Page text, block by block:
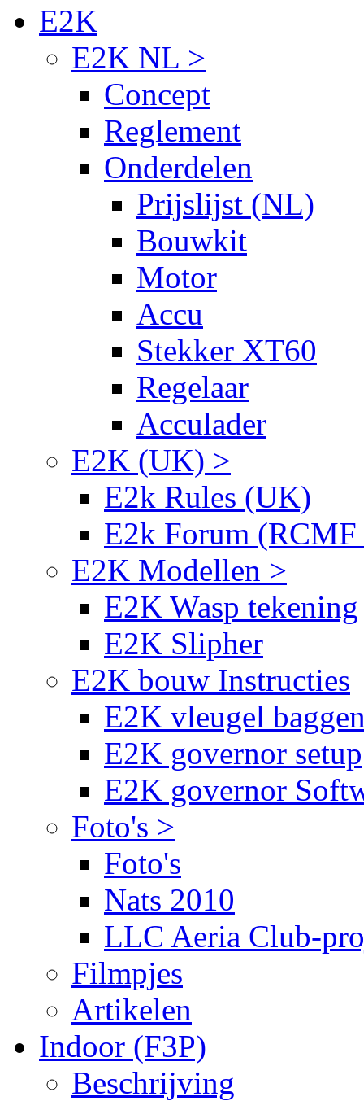
E2K
E2K NL >
Concept
Reglement
Onderdelen
Prijslijst (NL)
Bouwkit
Motor
Accu
Stekker XT60
Regelaar
Acculader
E2K (UK) >
E2k Rules (UK)
E2k Forum
E2K Modellen >
E2K Wasp tekening
E2K Slipher
E2K bouw Instructies
E2K vleugel
E2K governor setup
E2K governor
Foto's >
Foto's
Nats 2010
LLC Aeria Club-
Filmpjes
Artikelen
Indoor (F3P)
Beschrijving